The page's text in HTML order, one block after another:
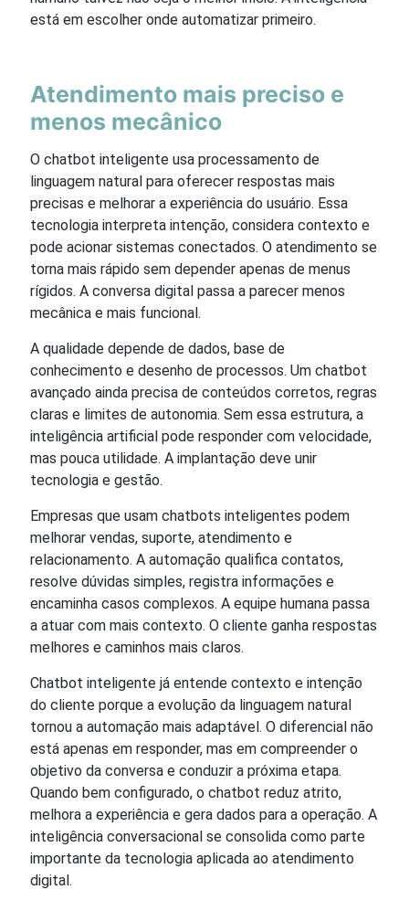
está em escolher onde automatizar primeiro.
Atendimento mais preciso e
menos mecânico
O chatbot inteligente usa processamento de
linguagem natural para oferecer respostas mais
precisas e melhorar a experiência do usuário. Essa
tecnologia interpreta intenção, considera contexto e
pode acionar sistemas conectados. O atendimento se
torna mais rápido sem depender apenas de menus
rígidos. A conversa digital passa a parecer menos
mecânica e mais funcional.
A qualidade depende de dados, base de
conhecimento e desenho de processos. Um chatbot
avançado ainda precisa de conteúdos corretos, regras
claras e limites de autonomia. Sem essa estrutura, a
inteligência artificial pode responder com velocidade,
mas pouca utilidade. A implantação deve unir
tecnologia e gestão.
Empresas que usam chatbots inteligentes podem
melhorar vendas, suporte, atendimento e
relacionamento. A automação qualifica contatos,
resolve dúvidas simples, registra informações e
encaminha casos complexos. A equipe humana passa
a atuar com mais contexto. O cliente ganha respostas
melhores e caminhos mais claros.
Chatbot inteligente já entende contexto e intenção
do cliente porque a evolução da linguagem natural
tornou a automação mais adaptável. O diferencial não
está apenas em responder, mas em compreender o
objetivo da conversa e conduzir a próxima etapa.
Quando bem configurado, o chatbot reduz atrito,
melhora a experiência e gera dados para a operação. A
inteligência conversacional se consolida como parte
importante da tecnologia aplicada ao atendimento
digital.